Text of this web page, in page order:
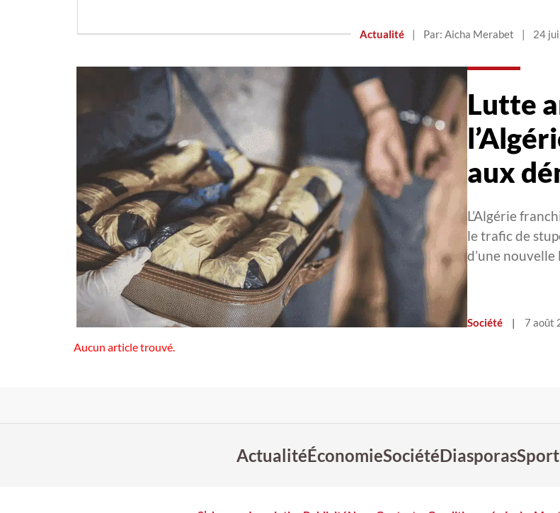
Actualité | Par: Aicha Merabet | 24
Lutte
aux
L’Algérie
le trafic de
d’une
Société | 7 août
Aucun article trouvé.
ActualitéÉconomieSociétéDiasporasSport